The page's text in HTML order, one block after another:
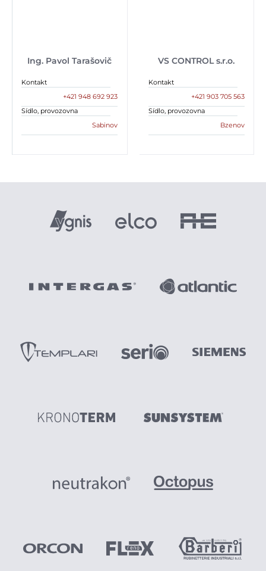
Ing. Pavol Tarašovič
Kontakt
+421 948 692 923
Sídlo, provozovna
Sabinov
VS CONTROL s.r.o.
Kontakt
+421 903 705 563
Sídlo, provozovna
Bzenov